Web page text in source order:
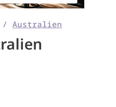
/ Australien